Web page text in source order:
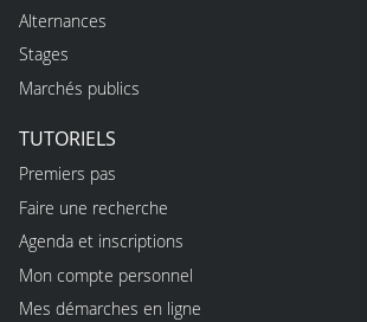
Alternances
Stages
Marchés publics
TUTORIELS
Premiers pas
Faire une recherche
Agenda et inscriptions
Mon compte personnel
Mes démarches en ligne